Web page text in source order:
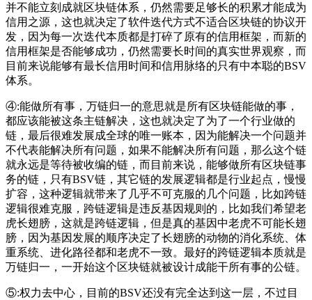
并不能立刻成就区块链体系，仍然需要足够长的积累才能成为
信用之源，这也就决定了软件迭代方式不适合区块链的协议开
发，因为每一次迭代本质都是打碎了原有的信用框架，而新的
信用框架是否能够成功，仍然需要长时间的真实世界观察，而
目前来说能够有最长信用时间和信用脉络的只有中本聪的BSV
体系。
④:能做所有事，万链归一的意思就是所有区块链能做的事，
都应该能被这条主链解决，这也就决定了为了一个行业做的
链，最后很难发展成全球的唯一账本，因为能解决一个问题并
不代表能解决所有问题，如果不能解决所有问题，那么这个链
就永远是等待被收编的链，而目前来说，能够做所有区块链事
务的链，只有BSV链，其它链的发展逻辑都是行业起点，慢慢
扩容，这种逻辑就带来了几乎不可克服的几个问题，比如跨链
逻辑很难克服，跨链逻辑是违反基因规则的，比如我们希望老
虎长翅膀，这就是跨链逻辑，但是真的基因中老虎不可能长翅
膀，因为基因发展的顺序决定了长翅膀的动物的消化系统、体
重系统、进化路径都和老虎不一致。最好的跨链逻辑本质就是
万链归一，一开始这个区块链就被设计成能干所有事的公链。
⑤:权力去中心，目前的BSV还没有完全达到这一层，不过目